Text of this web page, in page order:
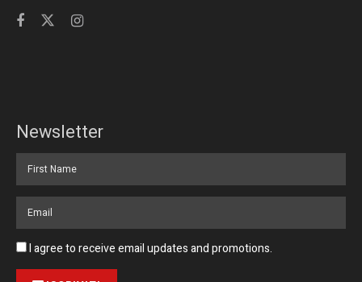
Newsletter
I agree to receive email updates and promotions.